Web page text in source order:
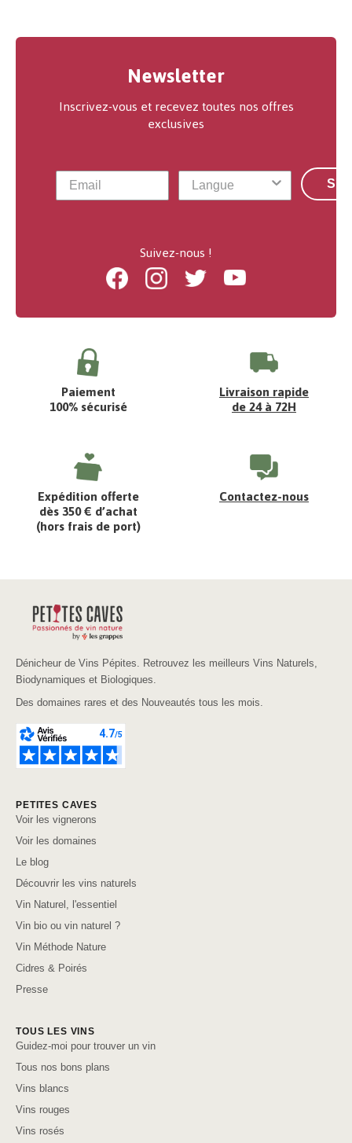
Newsletter
Inscrivez-vous et recevez toutes nos offres
exclusives
Suivez-nous !
FacebookInstagramTwitter Youtube
Paiement
100% sécurisé
Livraison rapide
de 24 à 72H
Expédition offerte
dès 350 € d’achat
(hors frais de port)
Contactez-nous
Dénicheur de Vins Pépites. Retrouvez les meilleurs Vins Naturels,
Biodynamiques et Biologiques.
Des domaines rares et des Nouveautés tous les mois.
PETITES CAVES
Voir les vignerons
Voir les domaines
Le blog
Découvrir les vins naturels
Vin Naturel, l'essentiel
Vin bio ou vin naturel ?
Vin Méthode Nature
Cidres & Poirés
Presse
TOUS LES VINS
Guidez-moi pour trouver un vin
Tous nos bons plans
Vins blancs
Vins rouges
Vins rosés